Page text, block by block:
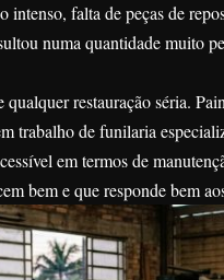
falta de peças de
numa quantidade muito
restauração séria.
trabalho de funilaria
em termos de
bem e que responde bem